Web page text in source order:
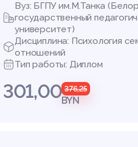
АНАЛИЗ ПРОБЛЕМЫ
поведения в психологической
термин «совладание» (англ.
направленные на преодоление
характера» [29].
Вуз: БГПУ им.М.Танка
государственный
университет)
Дисциплина: Психология
отношений
Тип работы: Диплом
301,00 376,25
BYN